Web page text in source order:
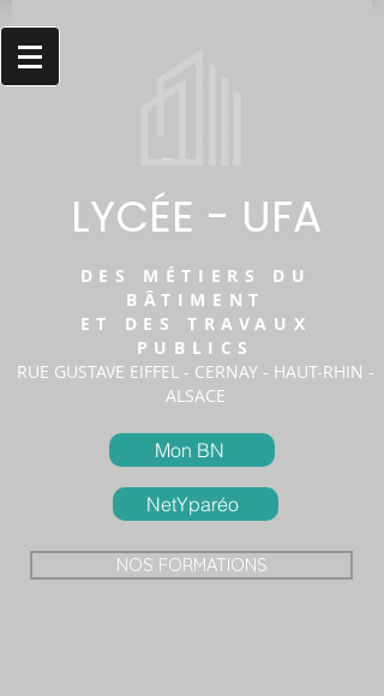
LYCÉE - UFA
DES MÉTIERS DU
BÂTIMENT
ET DES TRAVAUX
PUBLICS
RUE GUSTAVE EIFFEL - CERNAY - HAUT-RHIN -
ALSACE
Mon BN
NetYparéo
NOS FORMATIONS